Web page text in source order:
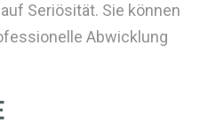
Seriösität. Sie können
Abwicklung